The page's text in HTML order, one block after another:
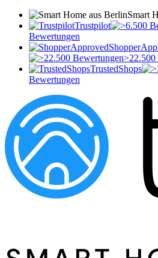
Smart
Trustpilot
Bewertungen
>22.500
TrustedShops
Bewertungen